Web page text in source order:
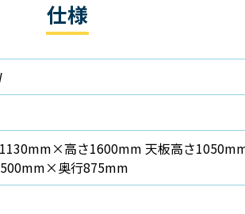
仕様
高さ1600mm 天板高さ
500mm×奥行875mm